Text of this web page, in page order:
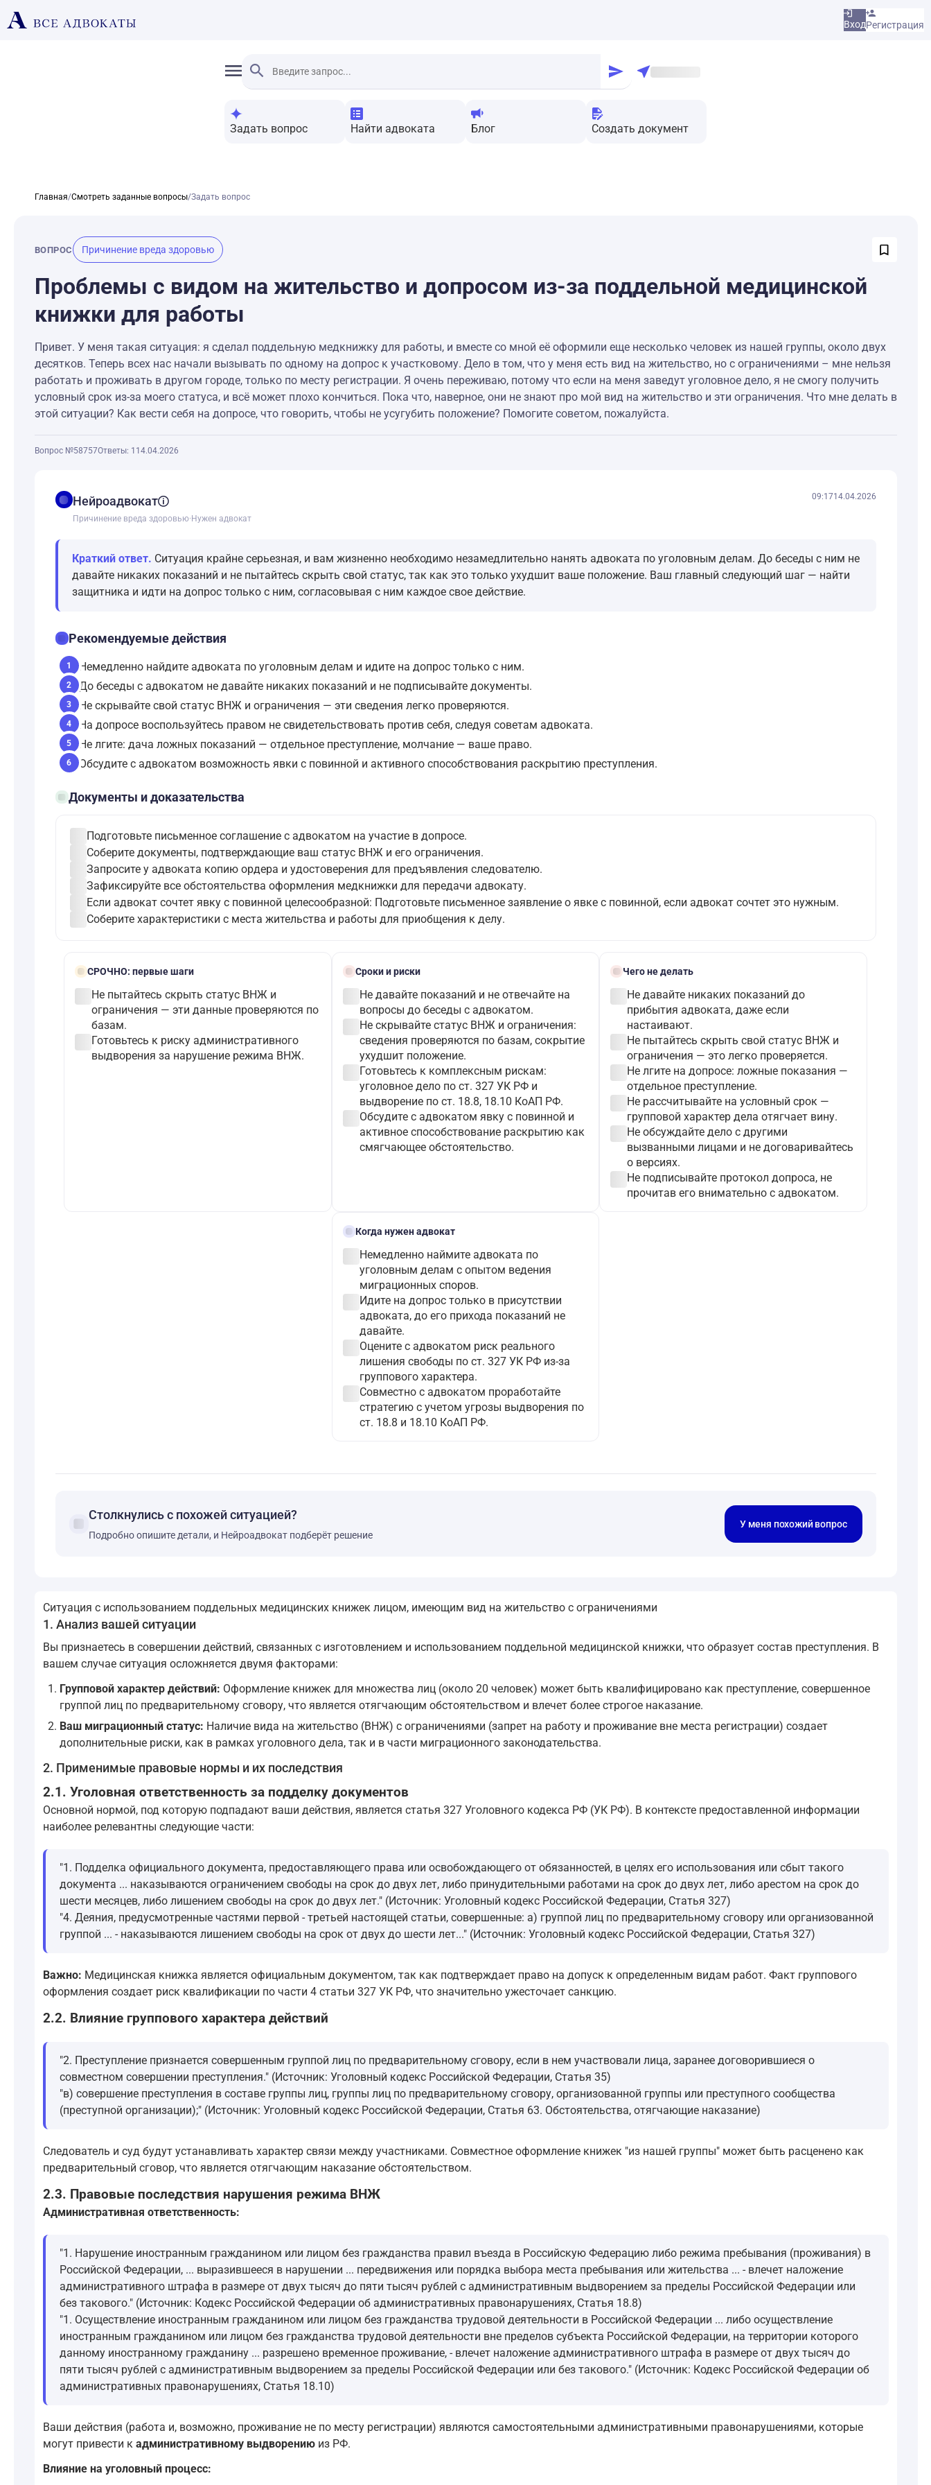
ВходРегистрация
Задать вопрос Найти адвоката Блог Создать документ
Главная/Смотреть заданные вопросы/Задать вопрос
ВОПРОС Причинение вреда здоровью
Проблемы с видом на жительство и допросом из-за поддельной медицинской
книжки для работы
Привет. У меня такая ситуация: я сделал поддельную медкнижку для работы, и вместе со мной её оформили еще несколько человек из нашей группы, около двух
десятков. Теперь всех нас начали вызывать по одному на допрос к участковому. Дело в том, что у меня есть вид на жительство, но с ограничениями – мне нельзя
работать и проживать в другом городе, только по месту регистрации. Я очень переживаю, потому что если на меня заведут уголовное дело, я не смогу получить
условный срок из-за моего статуса, и всё может плохо кончиться. Пока что, наверное, они не знают про мой вид на жительство и эти ограничения. Что мне делать в
этой ситуации? Как вести себя на допросе, что говорить, чтобы не усугубить положение? Помогите советом, пожалуйста.
Вопрос №58757Ответы: 1 14.04.2026
balanceНейроадвокат
Причинение вреда здоровью· Нужен адвокат
09:1714.04.2026
Краткий ответ. Ситуация крайне серьезная, и вам жизненно необходимо незамедлительно нанять адвоката по уголовным делам. До беседы с ним не
давайте никаких показаний и не пытайтесь скрыть свой статус, так как это только ухудшит ваше положение. Ваш главный следующий шаг — найти
защитника и идти на допрос только с ним, согласовывая с ним каждое свое действие.
checklistРекомендуемые действия
1 Немедленно найдите адвоката по уголовным делам и идите на допрос только с ним.
2 До беседы с адвокатом не давайте никаких показаний и не подписывайте документы.
3 Не скрывайте свой статус ВНЖ и ограничения — эти сведения легко проверяются.
4 На допросе воспользуйтесь правом не свидетельствовать против себя, следуя советам адвоката.
5 Не лгите: дача ложных показаний — отдельное преступление, молчание — ваше право.
6 Обсудите с адвокатом возможность явки с повинной и активного способствования раскрытию преступления.
folder_openДокументы и доказательства
Подготовьте письменное соглашение с адвокатом на участие в допросе.
Соберите документы, подтверждающие ваш статус ВНЖ и его ограничения.
Запросите у адвоката копию ордера и удостоверения для предъявления следователю.
Зафиксируйте все обстоятельства оформления медкнижки для передачи адвокату.
Если адвокат сочтет явку с повинной целесообразной: Подготовьте письменное заявление о явке с повинной, если адвокат сочтет это нужным.
Соберите характеристики с места жительства и работы для приобщения к делу.
boltСРОЧНО: первые шаги
Не пытайтесь скрыть статус ВНЖ и
ограничения — эти данные проверяются по
базам.
Готовьтесь к риску административного
выдворения за нарушение режима ВНЖ.
schedule Сроки и риски
Не давайте показаний и не отвечайте на
вопросы до беседы с адвокатом.
Не скрывайте статус ВНЖ и ограничения:
сведения проверяются по базам, сокрытие
ухудшит положение.
Готовьтесь к комплексным рискам:
уголовное дело по ст. 327 УК РФ и
выдворение по ст. 18.8, 18.10 КоАП РФ.
Обсудите с адвокатом явку с повинной и
активное способствование раскрытию как
смягчающее обстоятельство.
block Чего не делать
Не давайте никаких показаний до
прибытия адвоката, даже если
настаивают.
Не пытайтесь скрыть свой статус ВНЖ и
ограничения — это легко проверяется.
Не лгите на допросе: ложные показания —
отдельное преступление.
Не рассчитывайте на условный срок —
групповой характер дела отягчает вину.
Не обсуждайте дело с другими
вызванными лицами и не договаривайтесь
о версиях.
Не подписывайте протокол допроса, не
прочитав его внимательно с адвокатом.
gavelКогда нужен адвокат
Немедленно наймите адвоката по
уголовным делам с опытом ведения
миграционных споров.
Идите на допрос только в присутствии
адвоката, до его прихода показаний не
давайте.
Оцените с адвокатом риск реального
лишения свободы по ст. 327 УК РФ из-за
группового характера.
Совместно с адвокатом проработайте
стратегию с учетом угрозы выдворения по
ст. 18.8 и 18.10 КоАП РФ.
forum Столкнулись с похожей ситуацией?
Подробно опишите детали, и Нейроадвокат подберёт решение
У меня похожий вопрос
Ситуация с использованием поддельных медицинских книжек лицом, имеющим вид на жительство с ограничениями
1. Анализ вашей ситуации
Вы признаетесь в совершении действий, связанных с изготовлением и использованием поддельной медицинской книжки, что образует состав преступления. В
вашем случае ситуация осложняется двумя факторами:
Групповой характер действий: Оформление книжек для множества лиц (около 20 человек) может быть квалифицировано как преступление, совершенное
группой лиц по предварительному сговору, что является отягчающим обстоятельством и влечет более строгое наказание.
Ваш миграционный статус: Наличие вида на жительство (ВНЖ) с ограничениями (запрет на работу и проживание вне места регистрации) создает
дополнительные риски, как в рамках уголовного дела, так и в части миграционного законодательства.
2. Применимые правовые нормы и их последствия
2.1. Уголовная ответственность за подделку документов
Основной нормой, под которую подпадают ваши действия, является статья 327 Уголовного кодекса РФ (УК РФ). В контексте предоставленной информации
наиболее релевантны следующие части:
"1. Подделка официального документа, предоставляющего права или освобождающего от обязанностей, в целях его использования или сбыт такого
документа ... наказываются ограничением свободы на срок до двух лет, либо принудительными работами на срок до двух лет, либо арестом на срок до
шести месяцев, либо лишением свободы на срок до двух лет." (Источник: Уголовный кодекс Российской Федерации, Статья 327)
"4. Деяния, предусмотренные частями первой - третьей настоящей статьи, совершенные: а) группой лиц по предварительному сговору или организованной
группой ... - наказываются лишением свободы на срок от двух до шести лет..." (Источник: Уголовный кодекс Российской Федерации, Статья 327)
Важно: Медицинская книжка является официальным документом, так как подтверждает право на допуск к определенным видам работ. Факт группового
оформления создает риск квалификации по части 4 статьи 327 УК РФ, что значительно ужесточает санкцию.
2.2. Влияние группового характера действий
"2. Преступление признается совершенным группой лиц по предварительному сговору, если в нем участвовали лица, заранее договорившиеся о
совместном совершении преступления." (Источник: Уголовный кодекс Российской Федерации, Статья 35)
"в) совершение преступления в составе группы лиц, группы лиц по предварительному сговору, организованной группы или преступного сообщества
(преступной организации);" (Источник: Уголовный кодекс Российской Федерации, Статья 63. Обстоятельства, отягчающие наказание)
Следователь и суд будут устанавливать характер связи между участниками. Совместное оформление книжек "из нашей группы" может быть расценено как
предварительный сговор, что является отягчающим наказание обстоятельством.
2.3. Правовые последствия нарушения режима ВНЖ
Административная ответственность:
"1. Нарушение иностранным гражданином или лицом без гражданства правил въезда в Российскую Федерацию либо режима пребывания (проживания) в
Российской Федерации, ... выразившееся в нарушении ... передвижения или порядка выбора места пребывания или жительства ... - влечет наложение
административного штрафа в размере от двух тысяч до пяти тысяч рублей с административным выдворением за пределы Российской Федерации или
без такового." (Источник: Кодекс Российской Федерации об административных правонарушениях, Статья 18.8)
"1. Осуществление иностранным гражданином или лицом без гражданства трудовой деятельности в Российской Федерации ... либо осуществление
иностранным гражданином или лицом без гражданства трудовой деятельности вне пределов субъекта Российской Федерации, на территории которого
данному иностранному гражданину ... разрешено временное проживание, - влечет наложение административного штрафа в размере от двух тысяч до
пяти тысяч рублей с административным выдворением за пределы Российской Федерации или без такового." (Источник: Кодекс Российской Федерации об
административных правонарушениях, Статья 18.10)
Ваши действия (работа и, возможно, проживание не по месту регистрации) являются самостоятельными административными правонарушениями, которые
могут привести к административному выдворениюиз РФ.
Влияние на уголовный процесс: